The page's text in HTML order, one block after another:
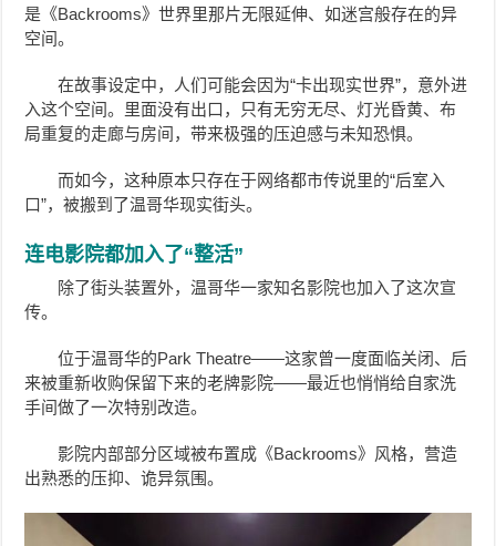
是《Backrooms》世界里那片无限延伸、如迷宫般存在的异
空间。
在故事设定中，人们可能会因为“卡出现实世界”，意外进
入这个空间。里面没有出口，只有无穷无尽、灯光昏黄、布
局重复的走廊与房间，带来极强的压迫感与未知恐惧。
而如今，这种原本只存在于网络都市传说里的“后室入
口”，被搬到了温哥华现实街头。
连电影院都加入了“整活”
除了街头装置外，温哥华一家知名影院也加入了这次宣
传。
位于温哥华的Park Theatre——这家曾一度面临关闭、后
来被重新收购保留下来的老牌影院——最近也悄悄给自家洗
手间做了一次特别改造。
影院内部部分区域被布置成《Backrooms》风格，营造
出熟悉的压抑、诡异氛围。